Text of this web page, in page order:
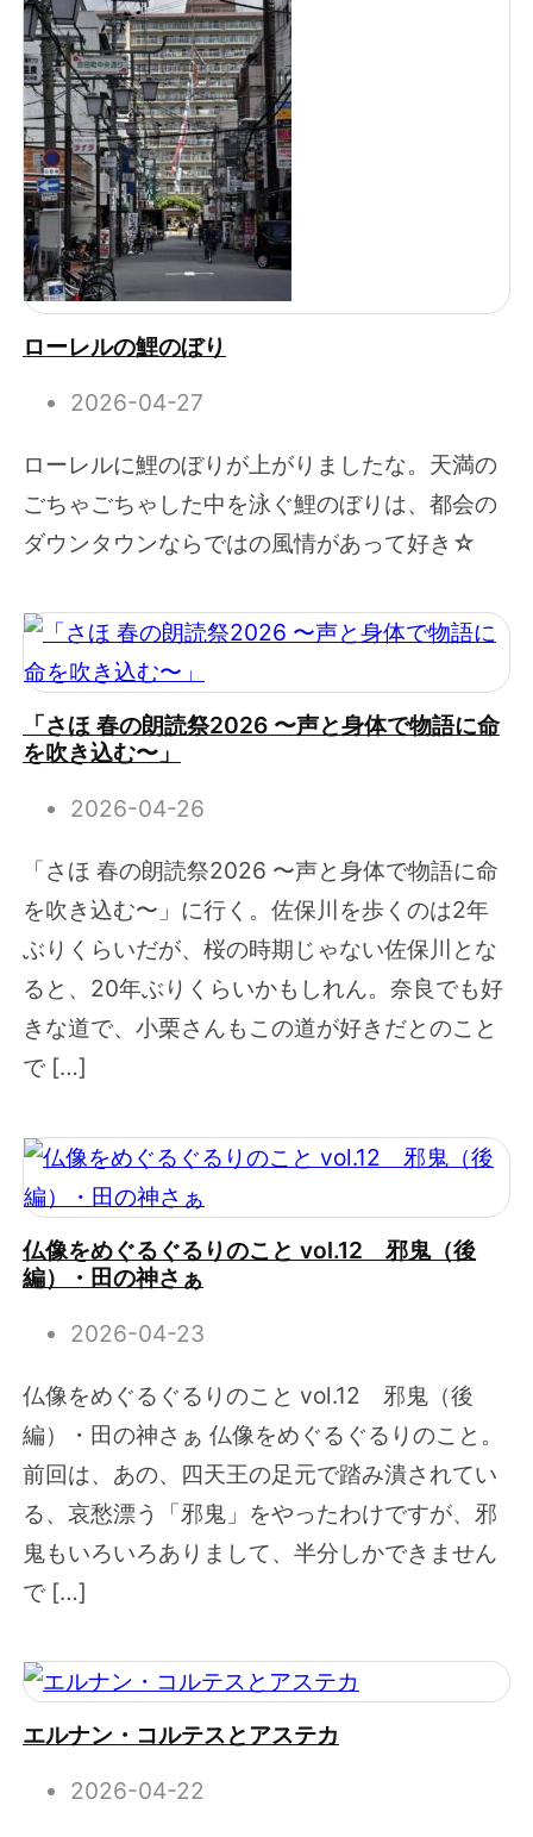
ローレルの鯉のぼり
2026-04-27
ローレルに鯉のぼりが上がりましたな。天満の
ごちゃごちゃした中を泳ぐ鯉のぼりは、都会の
ダウンタウンならではの風情があって好き☆
「さほ 春の朗読祭2026 〜声と身体で物語に命
を吹き込む〜」
2026-04-26
「さほ 春の朗読祭2026 〜声と身体で物語に命
を吹き込む〜」に行く。佐保川を歩くのは2年
ぶりくらいだが、桜の時期じゃない佐保川とな
ると、20年ぶりくらいかもしれん。奈良でも好
きな道で、小栗さんもこの道が好きだとのこと
で […]
仏像をめぐるぐるりのこと vol.12 邪鬼（後
編）・田の神さぁ
2026-04-23
仏像をめぐるぐるりのこと vol.12 邪鬼（後
編）・田の神さぁ 仏像をめぐるぐるりのこと。
前回は、あの、四天王の足元で踏み潰されてい
る、哀愁漂う「邪鬼」をやったわけですが、邪
鬼もいろいろありまして、半分しかできません
で […]
エルナン・コルテスとアステカ
2026-04-22